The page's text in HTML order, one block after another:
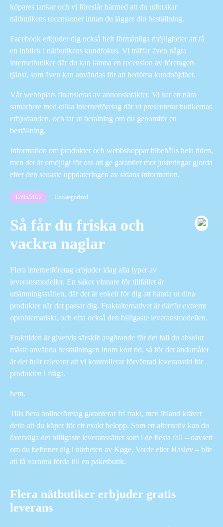
köpares tankar och vi föreslår härmed att du utforskar
nätbutikens recensioner innan du lägger din beställning.
Facebook erbjuder dig också helt förmånliga möjligheter att få
en inblick i nätbutikens kundfokus. Vi träffar även några
internetbutiker där du kan lämna en recension av företagets
tjänst, som även kan användas för att bedöma kundnöjdhet.
Vår webbplats finansieras av annonsintäkter. Vi har ett nära
samarbete med olika internetföretag där vi presenterar butikernas
erbjudanden, och tar ut betalning om du genomför en
beställning.
Information om produkter och webbshoppar bibehålls hela tiden,
men det är omöjligt för oss att ge garantier mot justeringar gjorda
efter den senaste uppdateringen av sidans information.
12/05/2022 Uncategorized
Så får du friska och
vackra naglar
Flera internetföretag erbjuder idag alla typer av
leveransmodeller. En säker vinnare för tillfället är
utlämningsställen, där det är enkelt för dig att hämta ut dina
produkter när det passar dig. Fraktalternativet är därför extremt
oproblematiskt, och ofta också den billigaste leveransmodellen.
Frakttiden är givetvis särskilt avgörande för det fall du absolut
måste använda beställningen inom kort tid, så för det ändamålet
är det fullt relevant att vi kontrollerar förväntad leveranstid för
produkten i fråga.
hem.
Tills flera onlineföretag garanterar fri frakt, men ibland kräver
detta att du köper för ett exakt belopp. Som ett alternativ kan du
överväga det billigaste leveranssättet som i de flesta fall – oavsett
om du befinner dig i närheten av Køge, Varde eller Haslev – blir
att få varorna förda till en paketbutik.
Flera nätbutiker erbjuder gratis
leverans